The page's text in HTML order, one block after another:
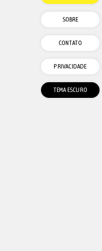
SOBRE
CONTATO
PRIVACIDADE